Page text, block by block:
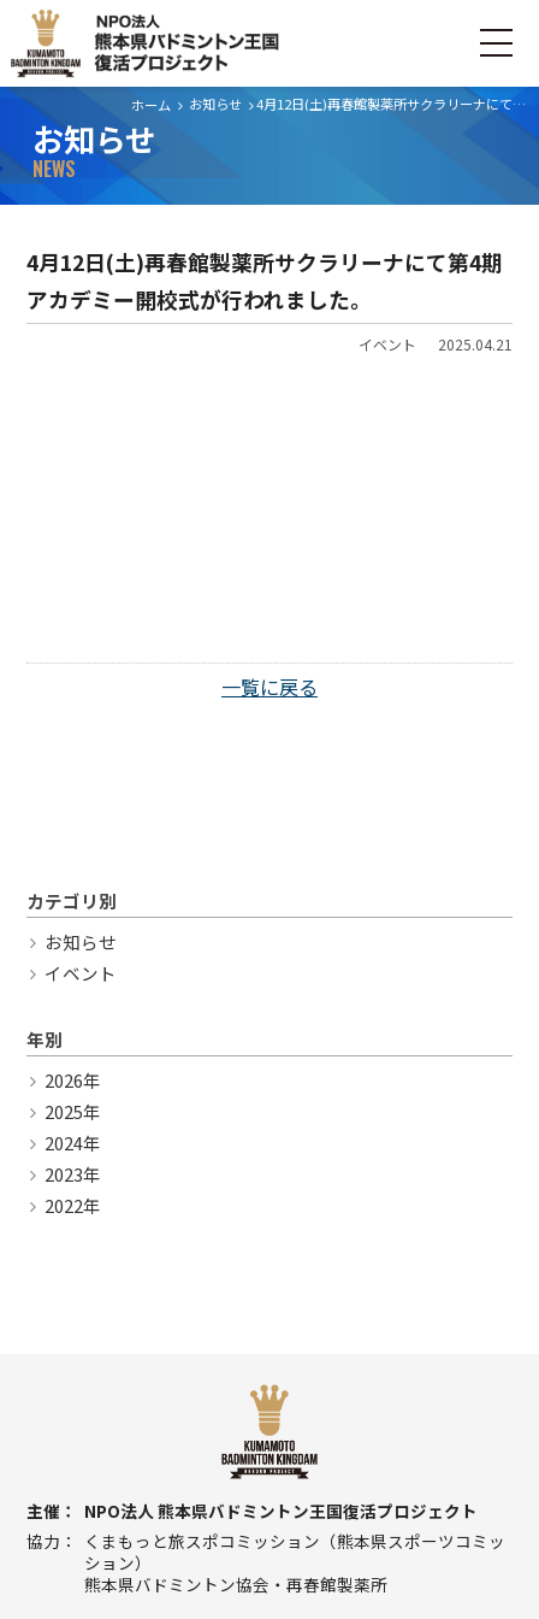
ホーム お知らせ 4月12日(土)再春館製薬所サクラリーナにて第4期アカデミー開校式が行われました。
お知らせ
NEWS
4月12日(土)再春館製薬所サクラリーナにて第4期
アカデミー開校式が行われました。
イベント 2025.04.21
一覧に戻る
カテゴリ別
お知らせ
イベント
年別
2026年
2025年
2024年
2023年
2022年
主催
NPO法人 熊本県バドミントン王国復活プロジェクト
協力
くまもっと旅スポコミッション（熊本県スポーツコミッ
ション）
熊本県バドミントン協会・再春館製薬所
ホーム
ごあいさつ
プロジェクトについて